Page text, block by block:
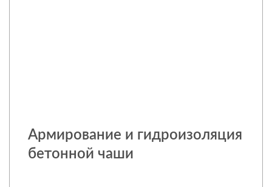
Армирование и гидроизоляция
бетонной чаши